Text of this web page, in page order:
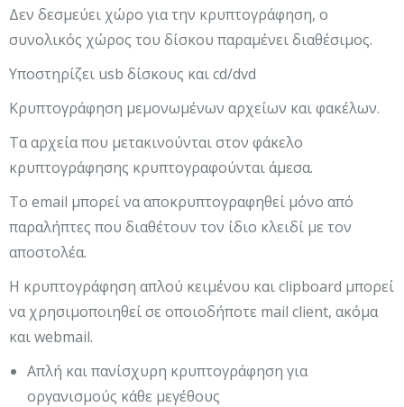
Δεν δεσμεύει χώρο για την κρυπτογράφηση, ο
συνολικός χώρος του δίσκου παραμένει διαθέσιμος.
Υποστηρίζει usb δίσκους και cd/dvd
Κρυπτογράφηση μεμονωμένων αρχείων και φακέλων.
Τα αρχεία που μετακινούνται στον φάκελο
κρυπτογράφησης κρυπτογραφούνται άμεσα.
Το email μπορεί να αποκρυπτογραφηθεί μόνο από
παραλήπτες που διαθέτουν τον ίδιο κλειδί με τον
αποστολέα.
Η κρυπτογράφηση απλού κειμένου και clipboard μπορεί
να χρησιμοποιηθεί σε οποιοδήποτε mail client, ακόμα
και webmail.
Απλή και πανίσχυρη κρυπτογράφηση για
οργανισμούς κάθε μεγέθους